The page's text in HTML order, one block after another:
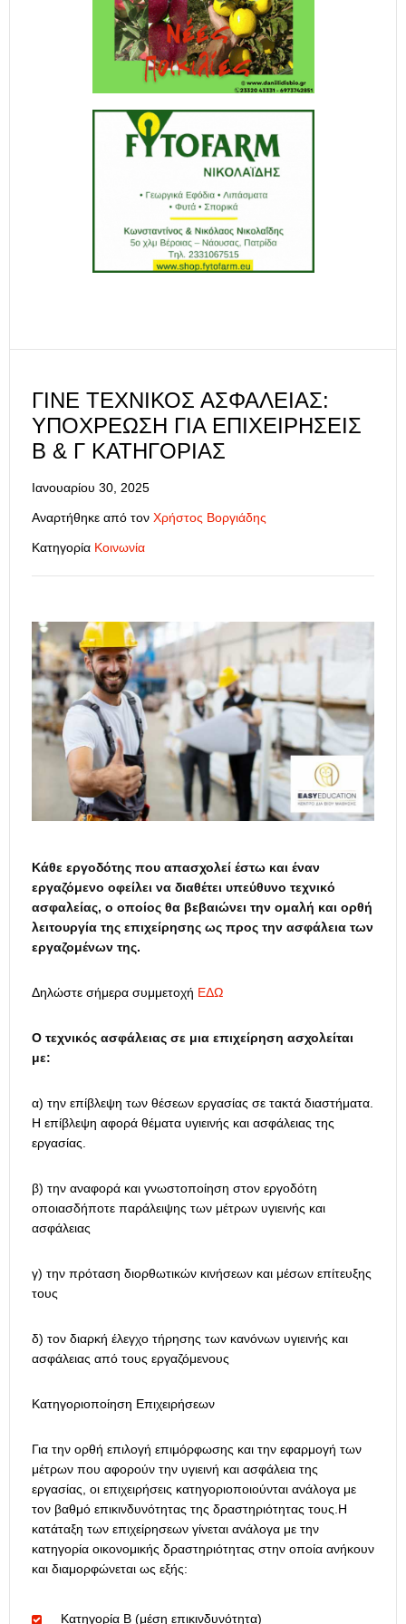
ΓΊΝΕ ΤΕΧΝΙΚΌΣ ΑΣΦΆΛΕΙΑΣ:
ΥΠΟΧΡΈΩΣΗ ΓΙΑ ΕΠΙΧΕΙΡΉΣΕΙΣ
Β & Γ ΚΑΤΗΓΟΡΊΑΣ
Ιανουαρίου 30, 2025
Αναρτήθηκε από τον Χρήστος Βοργιάδης
Κατηγορία Κοινωνία
Κάθε εργοδότης που απασχολεί έστω και έναν
εργαζόμενο οφείλει να διαθέτει υπεύθυνο τεχνικό
ασφαλείας, ο οποίος θα βεβαιώνει την ομαλή και ορθή
λειτουργία της επιχείρησης ως προς την ασφάλεια των
εργαζομένων της.
Δηλώστε σήμερα συμμετοχή ΕΔΩ
Ο τεχνικός ασφάλειας σε μια επιχείρηση ασχολείται
με:
α) την επίβλεψη των θέσεων εργασίας σε τακτά διαστήματα.
Η επίβλεψη αφορά θέματα υγιεινής και ασφάλειας της
εργασίας.
β) την αναφορά και γνωστοποίηση στον εργοδότη
οποιασδήποτε παράλειψης των μέτρων υγιεινής και
ασφάλειας
γ) την πρόταση διορθωτικών κινήσεων και μέσων επίτευξης
τους
δ) τον διαρκή έλεγχο τήρησης των κανόνων υγιεινής και
ασφάλειας από τους εργαζόμενους
Κατηγοριοποίηση Επιχειρήσεων
Για την ορθή επιλογή επιμόρφωσης και την εφαρμογή των
μέτρων που αφορούν την υγιεινή και ασφάλεια της
εργασίας, οι επιχειρήσεις κατηγοριοποιούνται ανάλογα με
τον βαθμό επικινδυνότητας της δραστηριότητας τους.Η
κατάταξη των επιχείρησεων γίνεται ανάλογα με την
κατηγορία οικονομικής δραστηριότητας στην οποία ανήκουν
και διαμορφώνεται ως εξής:
Κατηγορία Β (μέση επικινδυνότητα)